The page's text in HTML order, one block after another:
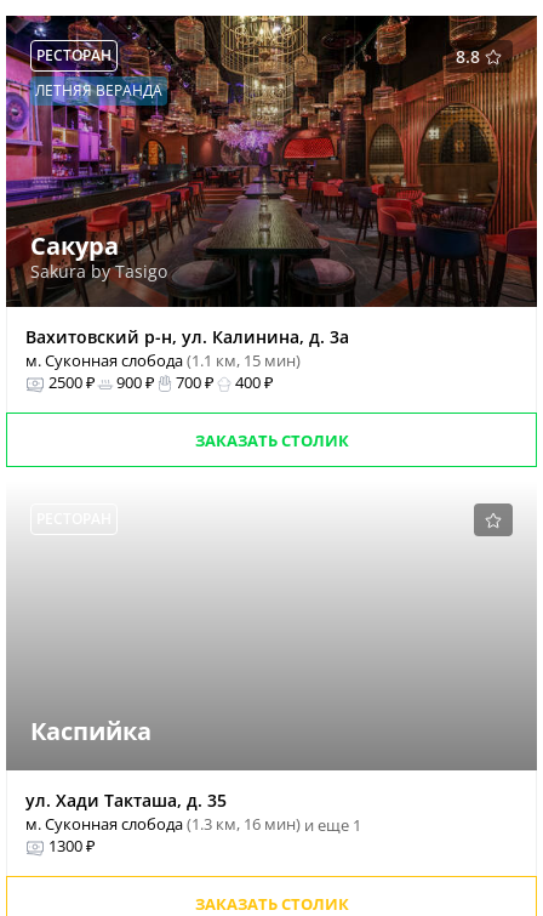
8.8
РЕСТОРАН
ЛЕТНЯЯ ВЕРАНДА
Сакура
Sakura by Tasigo
Вахитовский р-н, ул. Калинина, д. 3а
м. Суконная слобода(1.1 км, 15 мин)
2500 ₽
900 ₽ 700 ₽ 400 ₽
ЗАКАЗАТЬ СТОЛИК
Каспийка
ул. Хади Такташа, д. 35
м. Суконная слобода(1.3 км, 16 мин) и еще 1
1300 ₽
ЗАКАЗАТЬ СТОЛИК